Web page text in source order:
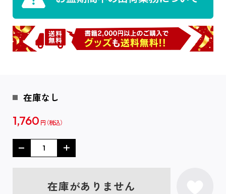
在庫なし
1,760 円
在庫がありません